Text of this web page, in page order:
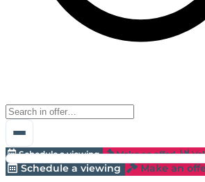
Schedule a viewing Make an offer!
Schedule a viewing Make an